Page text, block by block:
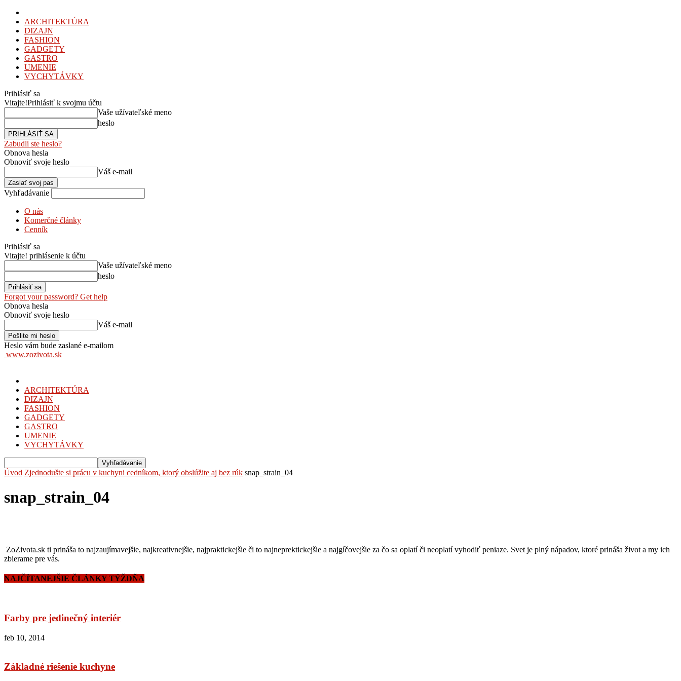
ARCHITEKTÚRA
DIZAJN
FASHION
GADGETY
GASTRO
UMENIE
VYCHYTÁVKY
Prihlásiť sa
Vitajte!Prihlásiť k svojmu účtu
Vaše užívateľské meno
heslo
Zabudli ste heslo?
Obnova hesla
Obnoviť svoje heslo
Váš e-mail
Vyhľadávanie
O nás
Komerčné články
Cenník
Prihlásiť sa
Vitajte! prihlásenie k účtu
Vaše užívateľské meno
heslo
Forgot your password? Get help
Obnova hesla
Obnoviť svoje heslo
Váš e-mail
Heslo vám bude zaslané e-mailom
www.zozivota.sk
ARCHITEKTÚRA
DIZAJN
FASHION
GADGETY
GASTRO
UMENIE
VYCHYTÁVKY
Úvod Zjednodušte si prácu v kuchyni cedníkom, ktorý obslúžite aj bez rúk snap_strain_04
snap_strain_04
ZoZivota.sk ti prináša to najzaujímavejšie, najkreativnejšie, najpraktickejšie či to najneprektickejšie a najgíčovejšie za čo sa oplatí či neoplatí vyhodiť peniaze. Svet je plný nápadov, ktoré prináša život a my ich
zbierame pre vás.
NAJČÍTANEJŠIE ČLÁNKY TÝŽDŇA
Farby pre jedinečný interiér
feb 10, 2014
Základné riešenie kuchyne